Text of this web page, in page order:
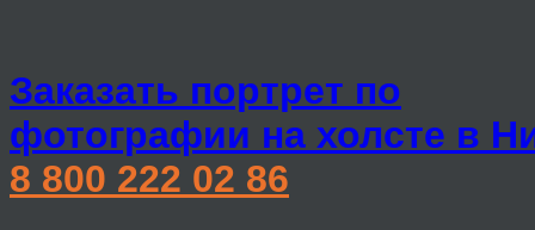
Заказать портрет по
фотографии на холсте в
8 800 222 02 86